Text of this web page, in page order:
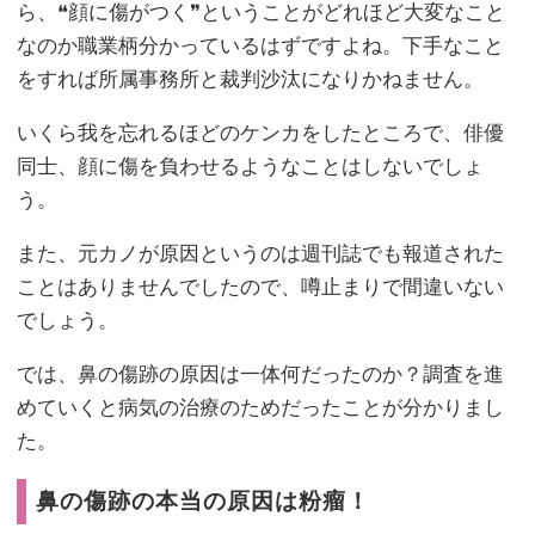
ら、❝顔に傷がつく❞ということがどれほど大変なこと
なのか職業柄分かっているはずですよね。下手なこと
をすれば所属事務所と裁判沙汰になりかねません。
いくら我を忘れるほどのケンカをしたところで、俳優
同士、顔に傷を負わせるようなことはしないでしょ
う。
また、元カノが原因というのは週刊誌でも報道された
ことはありませんでしたので、噂止まりで間違いない
でしょう。
では、鼻の傷跡の原因は一体何だったのか？調査を進
めていくと病気の治療のためだったことが分かりまし
た。
鼻の傷跡の本当の原因は粉瘤！